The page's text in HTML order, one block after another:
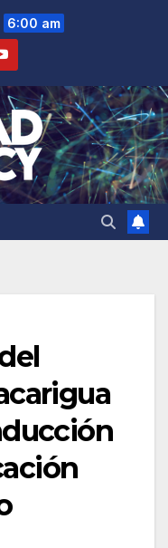
6:00 am